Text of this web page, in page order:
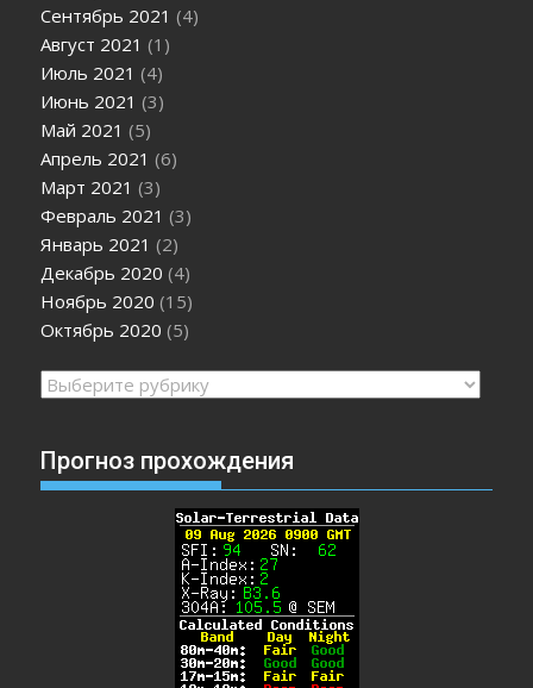
Сентябрь 2021 (4)
Август 2021 (1)
Июль 2021 (4)
Июнь 2021 (3)
Май 2021 (5)
Апрель 2021 (6)
Март 2021 (3)
Февраль 2021 (3)
Январь 2021 (2)
Декабрь 2020 (4)
Ноябрь 2020 (15)
Октябрь 2020 (5)
Рубрики
Прогноз прохождения